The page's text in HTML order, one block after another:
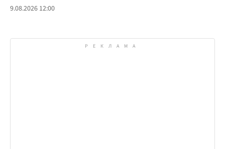
9.08.2026 12:00